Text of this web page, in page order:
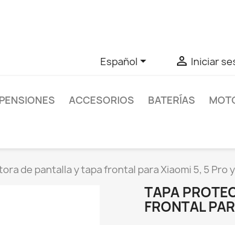
Español  Iniciar
ACCESORIOS BATERÍAS
de pantalla y tapa frontal para Xiaomi 5, 5 Pro
TAPA
FRONTAL